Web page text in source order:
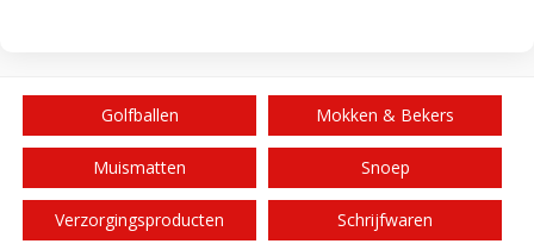
Golfballen Mokken & Bekers
Muismatten Snoep
Verzorgingsproducten Schrijfwaren